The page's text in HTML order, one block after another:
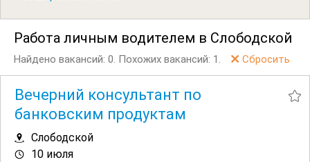
Работа личным водителем в Слободской
Найдено вакансий: 0. Похожих вакансий: 1. Сбросить
Вечерний консультант по
банковским продуктам
Слободской
10 июля